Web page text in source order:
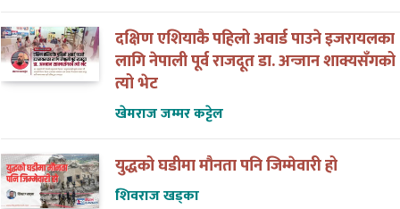
दक्षिण एशियाकै पहिलो अवार्ड पाउने इजरायलका
लागि नेपाली पूर्व राजदूत डा. अन्जान शाक्यसँगको
त्यो भेट
खेमराज जम्मर कट्टेल
युद्धको घडीमा मौनता पनि जिम्मेवारी हो
शिवराज खड्का